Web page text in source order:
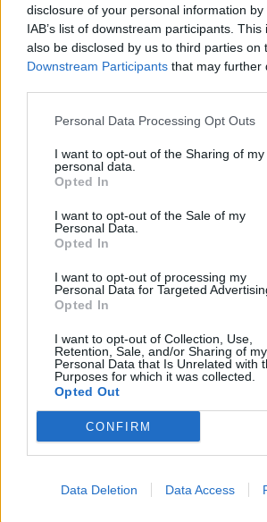
disclosure of your personal information
IAB’s list of downstream participants.
also be disclosed by us to third parties on
Downstream Participants that may further
Personal Data Processing Opt Outs
I want to opt-out of the Sharing of my
personal data.
Opted In
I want to opt-out of the Sale of my
Personal Data.
Opted In
I want to opt-out of processing my
Personal Data for Targeted
Opted In
I want to opt-out of Collection, Use,
Retention, Sale, and/or Sharing of my
Personal Data that Is Unrelated with
Purposes for which it was collected.
Opted Out
CONFIRM
Data Deletion Data Access
Brezposelnost
8. avgust 2026
tokratnih igrarijah
8. avgust 2026
8. avgust 2026
V OTP banki
zlorab plačilnih kartic